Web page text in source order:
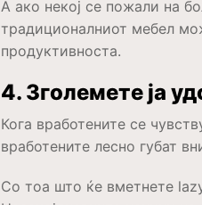
А ако некој се пожали на
традиционалниот мебел
продуктивноста.
4. Зголемете ја
Кога вработените се
вработените лесно губат
Со тоа што ќе вметнете